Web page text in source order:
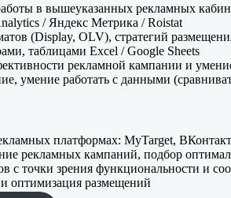
в вышеуказанных рекламных
/ Яндекс Метрика / Roistat
(Display, OLV), стратегий
таблицами Excel / Google Sheets
рекламной кампании и
умение работать с данными
платформах: MyTarget,
рекламных кампаний, подбор
с точки зрения функциональности и
оптимизация размещений